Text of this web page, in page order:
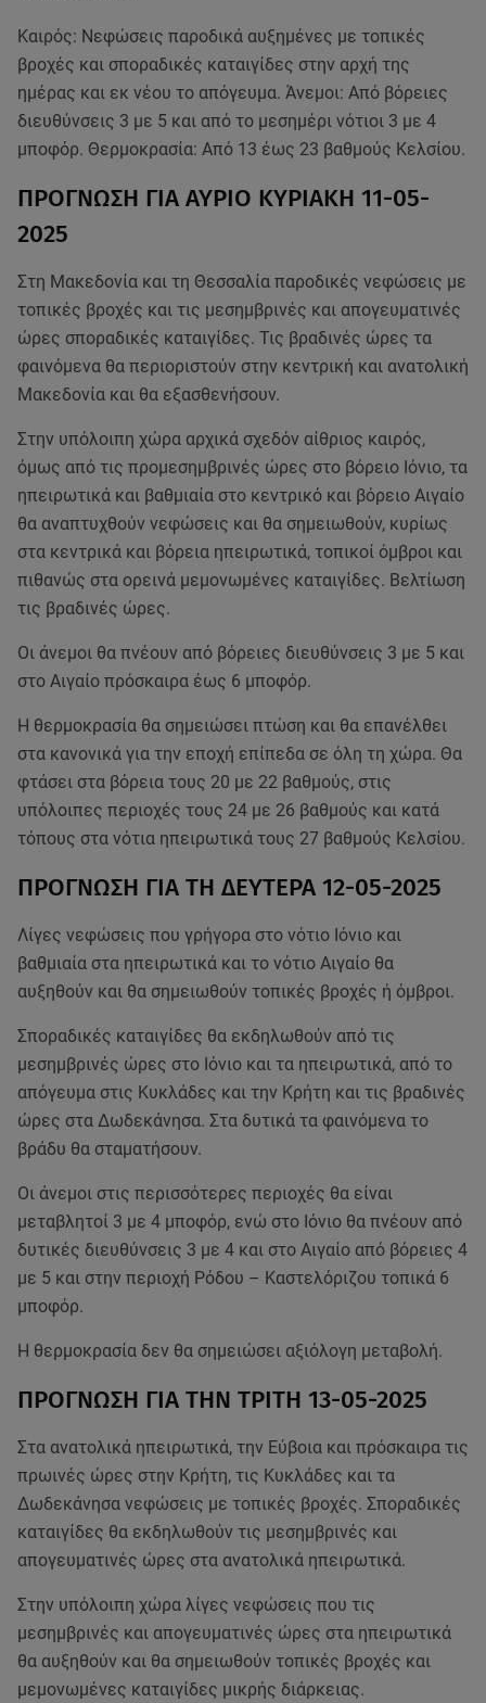
Καιρός: Νεφώσεις παροδικά αυξημένες με τοπικές
βροχές και σποραδικές καταιγίδες στην αρχή της
ημέρας και εκ νέου το απόγευμα. Άνεμοι: Από βόρειες
διευθύνσεις 3 με 5 και από το μεσημέρι νότιοι 3 με 4
μποφόρ. Θερμοκρασία: Από 13 έως 23 βαθμούς Κελσίου.
ΠΡΟΓΝΩΣΗ ΓΙΑ ΑΥΡΙΟ ΚΥΡΙΑΚΗ 11-05-
2025
Στη Μακεδονία και τη Θεσσαλία παροδικές νεφώσεις με
τοπικές βροχές και τις μεσημβρινές και απογευματινές
ώρες σποραδικές καταιγίδες. Τις βραδινές ώρες τα
φαινόμενα θα περιοριστούν στην κεντρική και ανατολική
Μακεδονία και θα εξασθενήσουν.
Στην υπόλοιπη χώρα αρχικά σχεδόν αίθριος καιρός,
όμως από τις προμεσημβρινές ώρες στο βόρειο Ιόνιο, τα
ηπειρωτικά και βαθμιαία στο κεντρικό και βόρειο Αιγαίο
θα αναπτυχθούν νεφώσεις και θα σημειωθούν, κυρίως
στα κεντρικά και βόρεια ηπειρωτικά, τοπικοί όμβροι και
πιθανώς στα ορεινά μεμονωμένες καταιγίδες. Βελτίωση
τις βραδινές ώρες.
Οι άνεμοι θα πνέουν από βόρειες διευθύνσεις 3 με 5 και
στο Αιγαίο πρόσκαιρα έως 6 μποφόρ.
Η θερμοκρασία θα σημειώσει πτώση και θα επανέλθει
στα κανονικά για την εποχή επίπεδα σε όλη τη χώρα. Θα
φτάσει στα βόρεια τους 20 με 22 βαθμούς, στις
υπόλοιπες περιοχές τους 24 με 26 βαθμούς και κατά
τόπους στα νότια ηπειρωτικά τους 27 βαθμούς Κελσίου.
ΠΡΟΓΝΩΣΗ ΓΙΑ ΤΗ ΔΕΥΤΕΡΑ 12-05-2025
Λίγες νεφώσεις που γρήγορα στο νότιο Ιόνιο και
βαθμιαία στα ηπειρωτικά και το νότιο Αιγαίο θα
αυξηθούν και θα σημειωθούν τοπικές βροχές ή όμβροι.
Σποραδικές καταιγίδες θα εκδηλωθούν από τις
μεσημβρινές ώρες στο Ιόνιο και τα ηπειρωτικά, από το
απόγευμα στις Κυκλάδες και την Κρήτη και τις βραδινές
ώρες στα Δωδεκάνησα. Στα δυτικά τα φαινόμενα το
βράδυ θα σταματήσουν.
Οι άνεμοι στις περισσότερες περιοχές θα είναι
μεταβλητοί 3 με 4 μποφόρ, ενώ στο Ιόνιο θα πνέουν από
δυτικές διευθύνσεις 3 με 4 και στο Αιγαίο από βόρειες 4
με 5 και στην περιοχή Ρόδου – Καστελόριζου τοπικά 6
μποφόρ.
Η θερμοκρασία δεν θα σημειώσει αξιόλογη μεταβολή.
ΠΡΟΓΝΩΣΗ ΓΙΑ ΤΗΝ ΤΡΙΤΗ 13-05-2025
Στα ανατολικά ηπειρωτικά, την Εύβοια και πρόσκαιρα τις
πρωινές ώρες στην Κρήτη, τις Κυκλάδες και τα
Δωδεκάνησα νεφώσεις με τοπικές βροχές. Σποραδικές
καταιγίδες θα εκδηλωθούν τις μεσημβρινές και
απογευματινές ώρες στα ανατολικά ηπειρωτικά.
Στην υπόλοιπη χώρα λίγες νεφώσεις που τις
μεσημβρινές και απογευματινές ώρες στα ηπειρωτικά
θα αυξηθούν και θα σημειωθούν τοπικές βροχές και
μεμονωμένες καταιγίδες μικρής διάρκειας.